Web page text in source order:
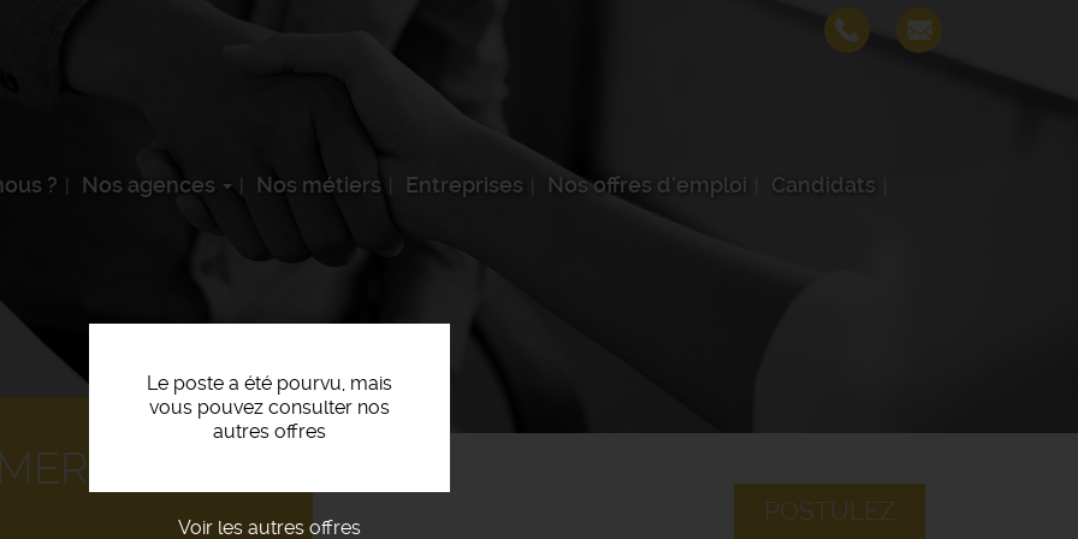
? Nos agences Nos métiers Entreprises Nos offres d'emploi Candidats
Le poste a été pourvu, mais
vous pouvez consulter nos
autres offres
Voir les autres offres
POSTULEZ
F/H